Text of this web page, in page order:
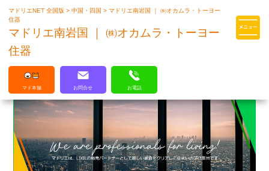
マドリエはLIXILの厳しい基準を
マドリエNET 全国版>中国・四国>マドリエ南岩国 ｜ ㈱オカムラ・トーヨー
住器
マドリエ南岩国 ｜ ㈱オカムラ・トーヨー
住器
マド本舗 お問合せ お電話